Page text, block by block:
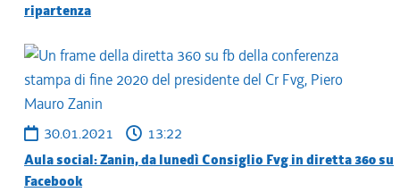
ripartenza
30.01.2021 13:22
Aula social: Zanin, da lunedì Consiglio Fvg in diretta 360 su
Facebook